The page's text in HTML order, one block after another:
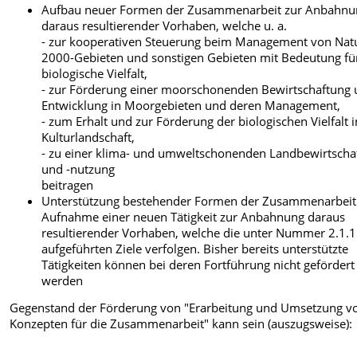
Aufbau neuer Formen der Zusammenarbeit zur
daraus resultierender Vorhaben, welche u. a.
- zur kooperativen Steuerung beim Management von
2000-Gebieten und sonstigen Gebieten mit Bedeutung
biologische Vielfalt,
- zur Förderung einer moorschonenden Bewirtschaftung
Entwicklung in Moorgebieten und deren Management,
- zum Erhalt und zur Förderung der biologischen Vielfalt
Kulturlandschaft,
- zu einer klima- und umweltschonenden
und -nutzung
beitragen
Unterstützung bestehender Formen der
Aufnahme einer neuen Tätigkeit zur Anbahnung daraus
resultierender Vorhaben, welche die unter Nummer 2.1.1
aufgeführten Ziele verfolgen. Bisher bereits unterstützte
Tätigkeiten können bei deren Fortführung nicht gefördert
werden
Gegenstand der Förderung von "Erarbeitung und Umsetzung
Konzepten für die Zusammenarbeit" kann sein (auszugsweise):